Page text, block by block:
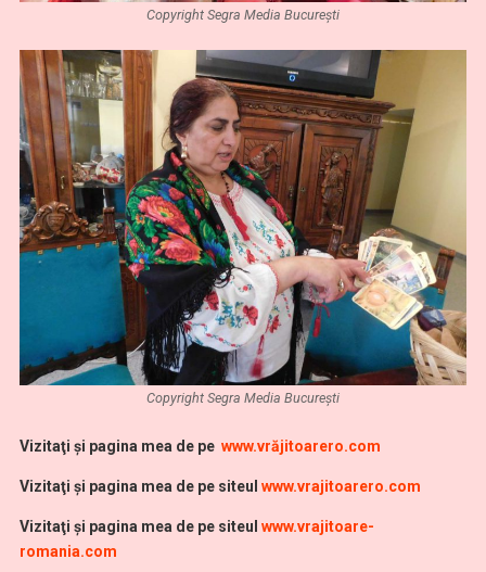
Copyright Segra Media București
Copyright Segra Media București
Vizitaţi şi pagina mea de pe www.vrăjitoarero.com
Vizitaţi şi pagina mea de pe siteul www.vrajitoarero.com
Vizitaţi şi pagina mea de pe siteul www.vrajitoare-
romania.com